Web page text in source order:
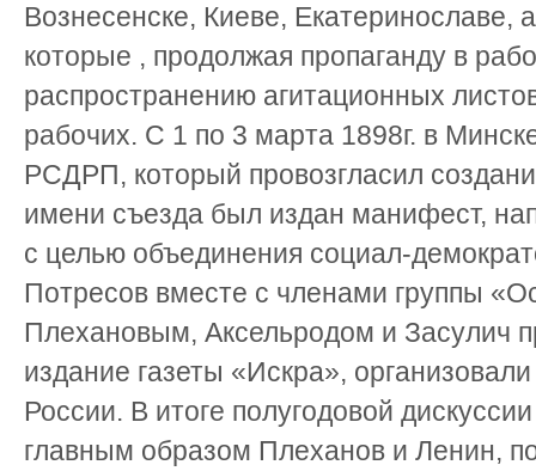
Вознесенске, Киеве, Екатеринославе,
которые , продолжая пропаганду в
распространению агитационных
рабочих. С 1 по 3 марта 1898г. в
РСДРП, который провозгласил
имени съезда был издан манифест,
с целью объединения социал-
Потресов вместе с членами группы
Плехановым, Аксельродом и Засулич
издание газеты «Искра»,
России. В итоге полугодовой
главным образом Плеханов и Ленин,